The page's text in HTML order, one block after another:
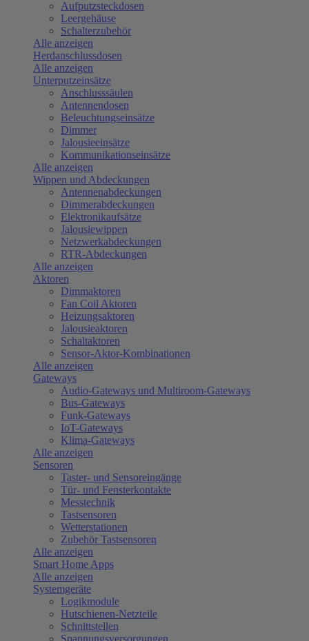
Aufputzsteckdosen
Leergehäuse
Schalterzubehör
Alle anzeigen
Herdanschlussdosen
Alle anzeigen
Unterputzeinsätze
Anschlusssäulen
Antennendosen
Beleuchtungseinsätze
Dimmer
Jalousieeinsätze
Kommunikationseinsätze
Alle anzeigen
Wippen und Abdeckungen
Antennenabdeckungen
Dimmerabdeckungen
Elektronikaufsätze
Jalousiewippen
Netzwerkabdeckungen
RTR-Abdeckungen
Alle anzeigen
Aktoren
Dimmaktoren
Fan Coil Aktoren
Heizungsaktoren
Jalousieaktoren
Schaltaktoren
Sensor-Aktor-Kombinationen
Alle anzeigen
Gateways
Audio-Gateways und Multiroom-Gateways
Bus-Gateways
Funk-Gateways
IoT-Gateways
Klima-Gateways
Alle anzeigen
Sensoren
Taster- und Sensoreingänge
Tür- und Fensterkontakte
Messtechnik
Tastsensoren
Wetterstationen
Zubehör Tastsensoren
Alle anzeigen
Smart Home Apps
Alle anzeigen
Systemgeräte
Logikmodule
Hutschienen-Netzteile
Schnittstellen